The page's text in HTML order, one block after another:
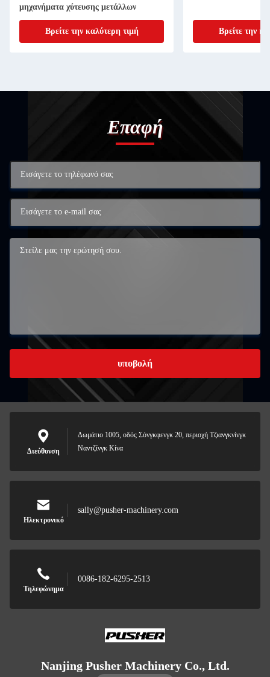
μηχανήματα χύτευσης μετάλλων
Βρείτε την καλύτερη τιμή Βρείτε την
Επαφή
υποβολή
Διεύθυνση
Δωμάτιο 1005, οδός Σόνγκφενγκ 20, περιοχή Τζιανγκνίνγκ
Ναντζίνγκ Κίνα
Ηλεκτρονικό
sally@pusher-machinery.com
Τηλεφώνημα
0086-182-6295-2513
Nanjing Pusher Machinery Co., Ltd.